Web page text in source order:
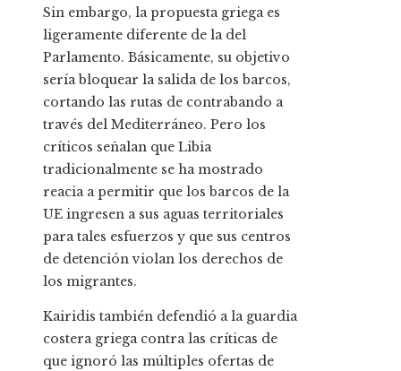
Sin embargo, la propuesta griega es
ligeramente diferente de la del
Parlamento. Básicamente, su objetivo
sería bloquear la salida de los barcos,
cortando las rutas de contrabando a
través del Mediterráneo. Pero los
críticos señalan que Libia
tradicionalmente se ha mostrado
reacia a permitir que los barcos de la
UE ingresen a sus aguas territoriales
para tales esfuerzos y que sus centros
de detención violan los derechos de
los migrantes.
Kairidis también defendió a la guardia
costera griega contra las críticas de
que ignoró las múltiples ofertas de